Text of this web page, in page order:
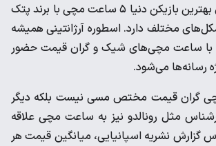
دارنده ۸ توپ طلای بهترین بازیکن دنیا ۵ ساعت مچی با برند پتک
مختلف دارد. اسطوره آرژانتینی همیشه
با ساعت مچی‌های شیک و گران قیمت حضور
رسانه‌ها می‌شود.
گران قیمت مختص مسی نیست بلکه دیگر
مثل رونالدو نیز به ساعت مچی علاقه
گزارش نشریه اسپانیایی، میانگین قیمت هر